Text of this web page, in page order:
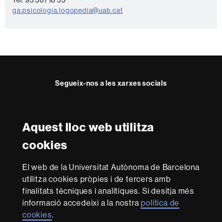
Aquest lloc web utilitza
cookies
El web de la Universitat Autònoma de Barcelona
utilitza cookies pròpies i de tercers amb
finalitats tècniques i analítiques. Si desitja més
informació accedeixi a la nostrapolítica de
cookies.
n
c
ga.psicologia.logopedia@uab.cat
Segueix-nos a les xarxes socials
Reconeixement internacional de l'excel·lència
in
Research
-
Euraxess
Amb el finançament de